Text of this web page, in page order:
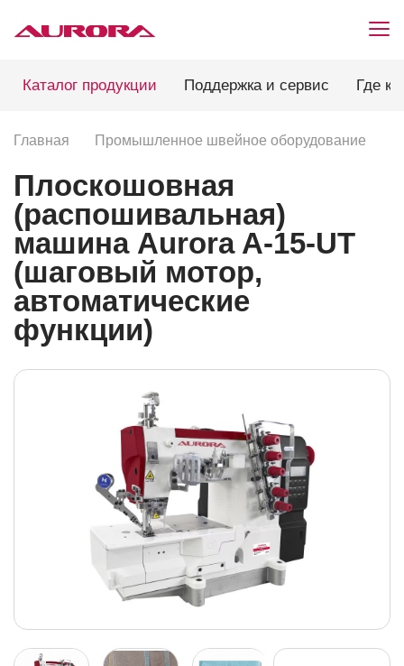
Каталог продукции Поддержка и сервис Где
Главная Промышленное швейное оборудование
Плоскошовная
(распошивальная)
машина Aurora A-15-UT
(шаговый мотор,
автоматические
функции)